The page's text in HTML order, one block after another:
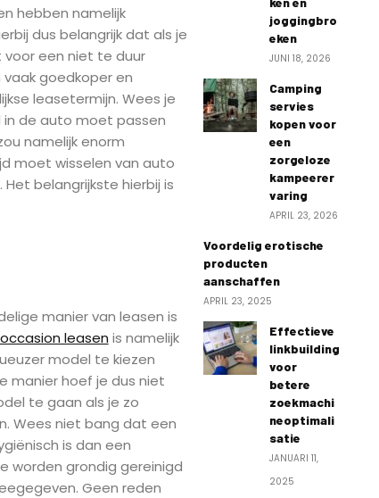
hebben namelijk
dus belangrijk dat als je
voor een niet te duur
vaak goedkoper en
leasetermijn. Wees je
de auto moet passen
namelijk enorm
moet wisselen van auto
belangrijkste hierbij is
manier van leasen is
occasion leasen is namelijk
model te kiezen
manier hoef je dus niet
te gaan als je zo
Wees niet bang dat een
is dan een
worden grondig gereinigd
Geen reden
joggingbro
eken
JUNI 18, 2026
Camping
servies
kopen voor
een
zorgeloze
kampeerer
varing
APRIL 23, 2026
Voordelig erotische
producten
aanschaffen
APRIL 23, 2025
Effectieve
linkbuilding
voor
betere
zoekmachi
neoptimali
satie
JANUARI 11,
2025